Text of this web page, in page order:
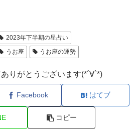
2023年下半期の星占い
うお座 うお座の運勢
りがとうございます(*´∀`*)
Facebook はてブ
コピー